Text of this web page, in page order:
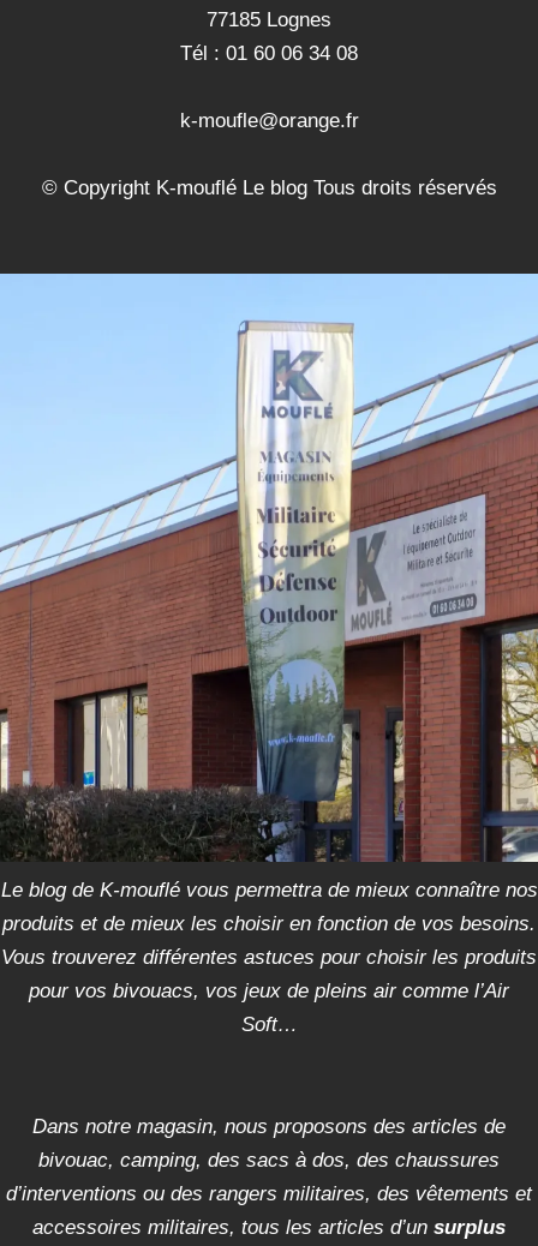
77185 Lognes
Tél : 01 60 06 34 08
k-moufle@orange.fr
© Copyright K-mouflé Le blog Tous droits réservés
Le blog de K-mouflé vous permettra de mieux connaître nos
produits et de mieux les choisir en fonction de vos besoins.
Vous trouverez différentes astuces pour choisir les produits
pour vos bivouacs, vos jeux de pleins air comme l’Air
Soft…
Dans notre magasin, nous proposons des articles de
bivouac, camping, des sacs à dos, des chaussures
d’interventions ou des rangers militaires, des vêtements et
accessoires militaires, tous les articles d’un surplus